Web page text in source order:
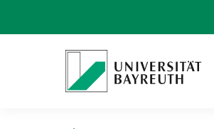
Logo Universität Bayreuth